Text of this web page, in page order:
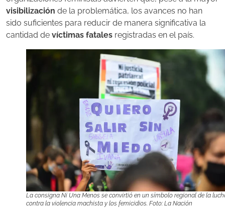
visibilización de la problemática, los avances no han
sido suficientes para reducir de manera significativa la
cantidad de víctimas fatales registradas en el país.
La consigna Ni Una Menos se convirtió en un símbolo regional de la
contra la violencia machista y los femicidios. Foto: La Nación